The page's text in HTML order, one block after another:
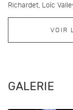
Richardet, Loïc
VOIR
GALERIE